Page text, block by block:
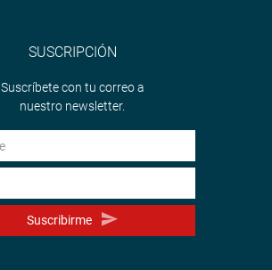
SUSCRIPCIÓN
Suscríbete con tu correo a
nuestro newsletter.
Suscribirme